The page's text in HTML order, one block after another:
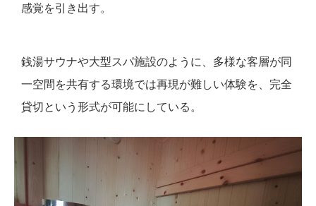
感覚を引き出す。
銭湯サウナや大型スパ施設のように、多様な客層が同
一空間を共有する環境では再現が難しい体験を、完全
貸切という形式が可能にしている。